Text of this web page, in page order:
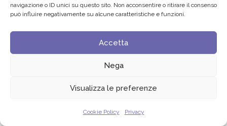
navigazione o ID unici su questo sito. Non acconsentire o ritirare il consenso
può influire negativamente su alcune caratteristiche e funzioni.
Accetta
Nega
Visualizza le preferenze
Cookie Policy Privacy
Edvance – Digital Education Hub Higher Education
Giugno 2026
© 2024 Fondazione Comunica – All rights reserved